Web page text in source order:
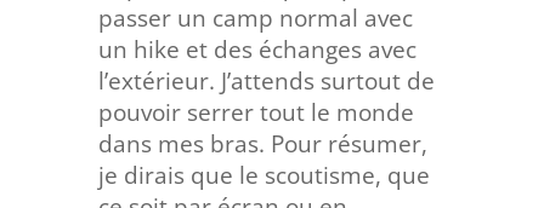
passer un camp normal avec
un hike et des échanges avec
l’extérieur. J’attends surtout de
pouvoir serrer tout le monde
dans mes bras. Pour résumer,
je dirais que le scoutisme, que